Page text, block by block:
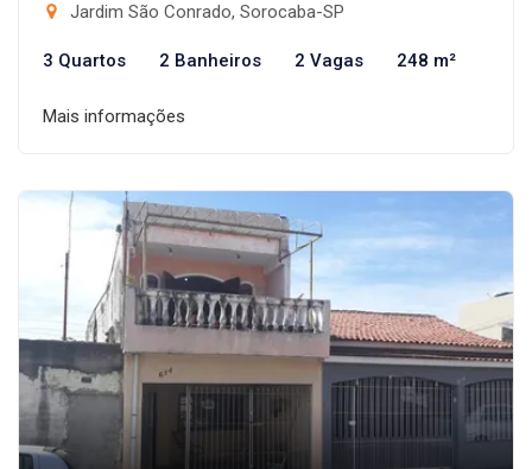
Jardim São Conrado, Sorocaba-SP
3 Quartos 2 Banheiros 2 Vagas 248 m²
Mais informações